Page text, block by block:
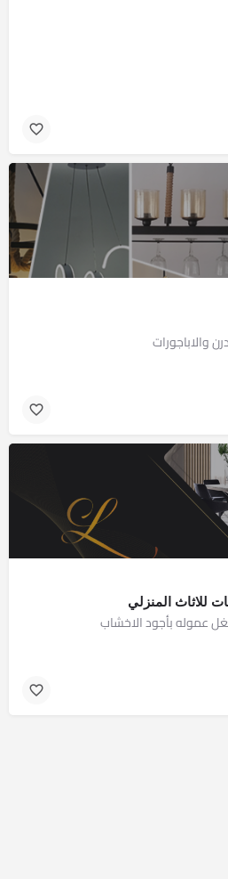
والاباجورات
عموله بأجود الاخشاب